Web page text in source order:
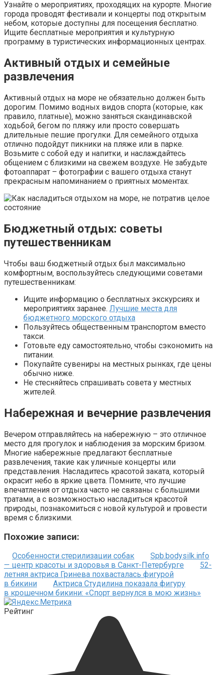
Узнайте о мероприятиях‚ проходящих на курорте. Многие
города проводят фестивали и концерты под открытым
небом‚ которые доступны для посещения бесплатно.
Ищите бесплатные мероприятия и культурную
программу в туристических информационных центрах.
Активный отдых и семейные
развлечения
Активный отдых на море не обязательно должен быть
дорогим. Помимо водных видов спорта (которые‚ как
правило‚ платные)‚ можно заняться скандинавской
ходьбой‚ бегом по пляжу или просто совершать
длительные пешие прогулки. Для семейного отдыха
отлично подойдут пикники на пляже или в парке.
Возьмите с собой еду и напитки‚ и наслаждайтесь
общением с близкими на свежем воздухе. Не забудьте
фотоаппарат – фотографии с вашего отдыха станут
прекрасным напоминанием о приятных моментах.
Бюджетный отдых: советы
путешественникам
Чтобы ваш бюджетный отдых был максимально
комфортным‚ воспользуйтесь следующими советами
путешественникам:
Ищите информацию о бесплатных экскурсиях и
мероприятиях заранее. Лучшие места для
бюджетного морского отдыха
Пользуйтесь общественным транспортом вместо
такси.
Готовьте еду самостоятельно‚ чтобы сэкономить на
питании.
Покупайте сувениры на местных рынках‚ где цены
обычно ниже.
Не стесняйтесь спрашивать совета у местных
жителей.
Набережная и вечерние развлечения
Вечером отправляйтесь на набережную – это отличное
место для прогулок и наблюдения за морским бризом.
Многие набережные предлагают бесплатные
развлечения‚ такие как уличные концерты или
представления. Насладитесь красотой заката‚ который
окрасит небо в яркие цвета. Помните‚ что лучшие
впечатления от отдыха часто не связаны с большими
тратами‚ а с возможностью насладиться красотой
природы‚ познакомиться с новой культурой и провести
время с близкими.
Похожие записи:
Особенности стерилизации собак
Spb.bodysilk.info
— центр красоты и здоровья в Санкт-Петербурге
52-
летняя актриса Гринева похвасталась фигурой
в бикини
Актриса Студилина показала фигуру
в крошечном бикини: «Спорт вернулся в мою жизнь»
Рейтинг